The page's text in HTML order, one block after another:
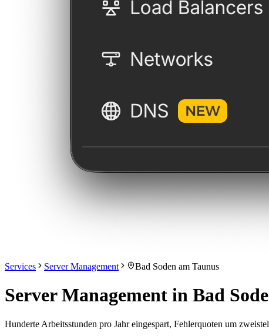
Services Server Management Bad Soden am Taunus
Server Management in Bad
Hunderte Arbeitsstunden pro Jahr eingespart, Fehlerquoten um